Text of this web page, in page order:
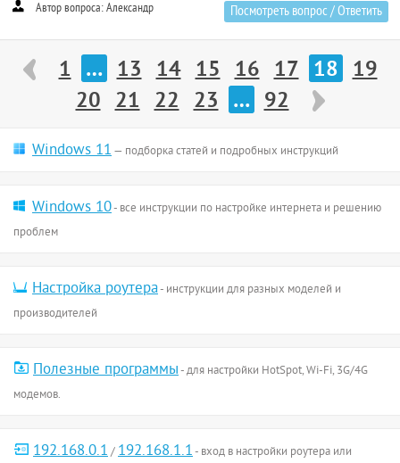
Автор вопроса: Александр Посмотреть вопрос / Ответить
1 … 13 14 15 16 17 18 19
20 21 22 23 … 92
Windows 11— подборка статей и подробных инструкций
Windows 10- все инструкции по настройке интернета и решению
проблем
Настройка роутера- инструкции для разных моделей и
производителей
Полезные программы- для настройки HotSpot, Wi-Fi, 3G/4G
модемов.
192.168.0.1/192.168.1.1- вход в настройки роутера или